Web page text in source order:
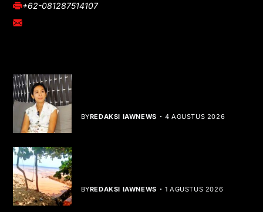
+62-081287514107
adm@iawnews.com
BYREDAKSI IAWNEWS 4 AGUSTUS 2026
BYREDAKSI IAWNEWS 1 AGUSTUS 2026